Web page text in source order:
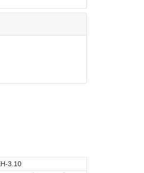
3.10